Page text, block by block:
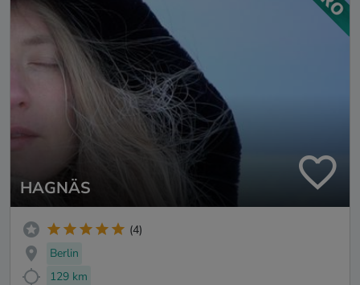
HAGNÄS
(4)
Berlin
129 km